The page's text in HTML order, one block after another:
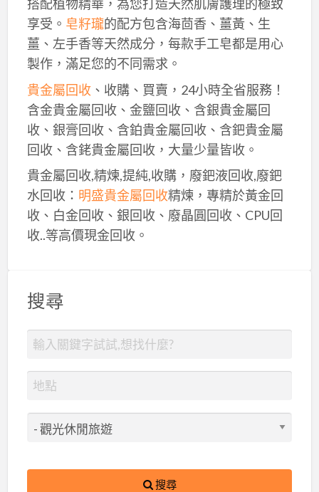
搭配植物精華，為您打造天然肌膚護理的極致
享受。 皂籽瓏的配方包含海茴香、薑黃、生
薑、左手香等天然成分，每款手工皂都是用心
製作，滿足您的不同需求。
貴金屬回收、收購、買賣，24小時全省服務！
含金貴金屬回收、金鹽回收、含銀貴金屬回
收、銀膏回收、含鉑貴金屬回收、含鈀貴金屬
回收、含銠貴金屬回收，大量少量皆收。
貴金屬回收,精煉,提純,收購，廢鈀液回收,廢鈀
水回收： 明盛貴金屬回收精煉，專精於黃金回
收、白金回收、銀回收、廢晶圓回收、CPU回
收..等高價現金回收。
搜尋
搜尋